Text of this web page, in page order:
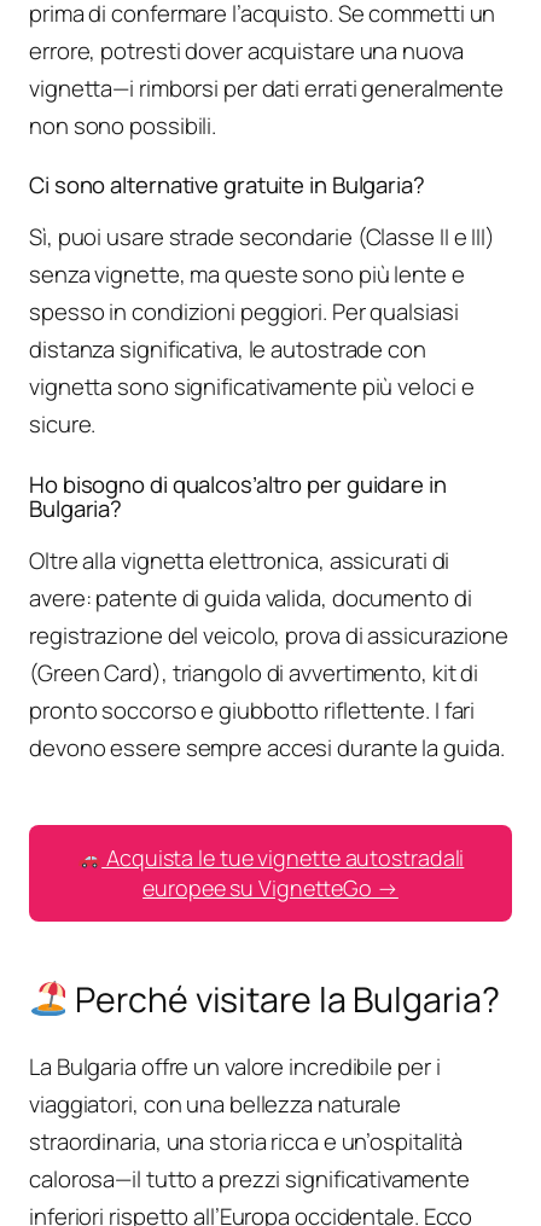
prima di confermare l’acquisto. Se commetti un
errore, potresti dover acquistare una nuova
vignetta—i rimborsi per dati errati generalmente
non sono possibili.
Ci sono alternative gratuite in Bulgaria?
Sì, puoi usare strade secondarie (Classe II e III)
senza vignette, ma queste sono più lente e
spesso in condizioni peggiori. Per qualsiasi
distanza significativa, le autostrade con
vignetta sono significativamente più veloci e
sicure.
Ho bisogno di qualcos’altro per guidare in
Bulgaria?
Oltre alla vignetta elettronica, assicurati di
avere: patente di guida valida, documento di
registrazione del veicolo, prova di assicurazione
(Green Card), triangolo di avvertimento, kit di
pronto soccorso e giubbotto riflettente. I fari
devono essere sempre accesi durante la guida.
Acquista le tue vignette autostradali
europee su VignetteGo →
Perché visitare la Bulgaria?
La Bulgaria offre un valore incredibile per i
viaggiatori, con una bellezza naturale
straordinaria, una storia ricca e un’ospitalità
calorosa—il tutto a prezzi significativamente
inferiori rispetto all’Europa occidentale. Ecco